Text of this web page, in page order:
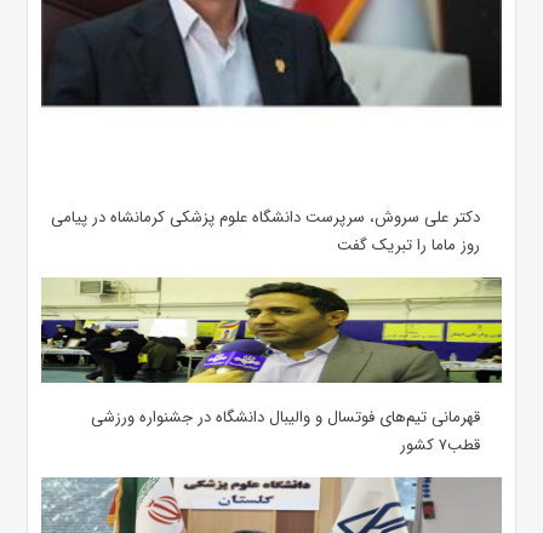
دکتر علی سروش، سرپرست دانشگاه علوم پزشکی کرمانشاه در پیامی
روز ماما را تبریک گفت
قهرمانی تیم‌های فوتسال و والیبال دانشگاه در جشنواره ورزشی
قطب۷ کشور